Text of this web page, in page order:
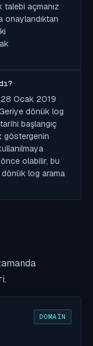
açmanız
onaylandıktan
28 Ocak 2019
dönük log
başlangıç
göstergenin
olabilir, bu
log arama
DOMAIN